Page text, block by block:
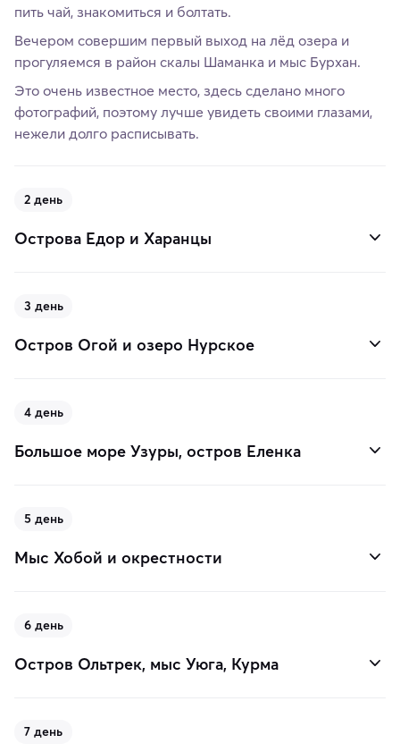
пить чай, знакомиться и болтать.
Вечером совершим первый выход на лёд озера и
прогуляемся в район скалы Шаманка и мыс Бурхан.
Это очень известное место, здесь сделано много
фотографий, поэтому лучше увидеть своими глазами,
нежели долго расписывать.
2 день
Острова Едор и Харанцы
3 день
Остров Огой и озеро Нурское
4 день
Большое море Узуры, остров Еленка
5 день
Мыс Хобой и окрестности
6 день
Остров Ольтрек, мыс Уюга, Курма
7 день